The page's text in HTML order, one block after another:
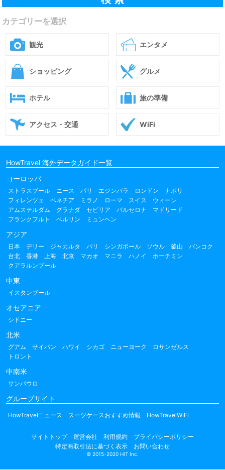
カテゴリーを選択
観光 エンタメ
ショッピング グルメ
ホテル 旅の準備
アクセス・交通 WiFi
HowTravel 海外データガイド一覧
ヨーロッパ
ストラスブール ニース パリ エジンバラ ロンドン
ナポリ
フィレンツェ
ベネチア ミラノ ローマ スイス
ウィーン
アムステルダム
グラナダ セビリア バルセロナ
マドリード
フランクフルト
ベルリン ミュンヘン
アジア
日本 デリー ジャカルタ バリ シンガポール ソウル 釜山
バンコク
台北
香港 上海 北京 マカオ マニラ ハノイ
ホーチミン
クアラルンプール
中東
イスタンブール
オセアニア
シドニー
北米
グアム サイパン ハワイ シカゴ ニューヨーク
ロサンゼルス
トロント
中南米
サンパウロ
グループサイト
HowTravelニュース スーツケースおすすめ情報 HowTravelWiFi
サイトトップ 運営会社 利用規約
プライバシーポリシー
特定商取引法に基づく表示
お問い合わせ
© 2015-2020 HIT Inc.